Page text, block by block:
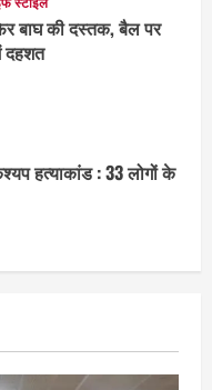
बाघ की दस्तक, बैल पर
दहशत
हत्याकांड : 33 लोगों के
विभाग ने मनाया